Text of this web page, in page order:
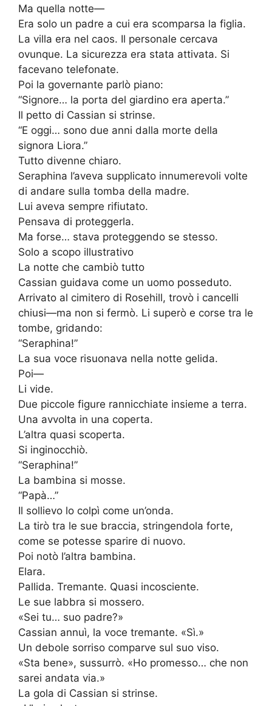
Ma quella notte—
Era solo un padre a cui era scomparsa la figlia.
La villa era nel caos. Il personale cercava
ovunque. La sicurezza era stata attivata. Si
facevano telefonate.
Poi la governante parlò piano:
“Signore… la porta del giardino era aperta.”
Il petto di Cassian si strinse.
“E oggi… sono due anni dalla morte della
signora Liora.”
Tutto divenne chiaro.
Seraphina l’aveva supplicato innumerevoli volte
di andare sulla tomba della madre.
Lui aveva sempre rifiutato.
Pensava di proteggerla.
Ma forse… stava proteggendo se stesso.
Solo a scopo illustrativo
La notte che cambiò tutto
Cassian guidava come un uomo posseduto.
Arrivato al cimitero di Rosehill, trovò i cancelli
chiusi—ma non si fermò. Li superò e corse tra le
tombe, gridando:
“Seraphina!”
La sua voce risuonava nella notte gelida.
Poi—
Li vide.
Due piccole figure rannicchiate insieme a terra.
Una avvolta in una coperta.
L’altra quasi scoperta.
Si inginocchiò.
“Seraphina!”
La bambina si mosse.
“Papà…”
Il sollievo lo colpì come un’onda.
La tirò tra le sue braccia, stringendola forte,
come se potesse sparire di nuovo.
Poi notò l’altra bambina.
Elara.
Pallida. Tremante. Quasi incosciente.
Le sue labbra si mossero.
«Sei tu… suo padre?»
Cassian annuì, la voce tremante. «Sì.»
Un debole sorriso comparve sul suo viso.
«Sta bene», sussurrò. «Ho promesso… che non
sarei andata via.»
La gola di Cassian si strinse.